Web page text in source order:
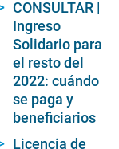
CONSULTAR |
Ingreso
Solidario para
el resto del
2022: cuándo
se paga y
beneficiarios
Licencia de